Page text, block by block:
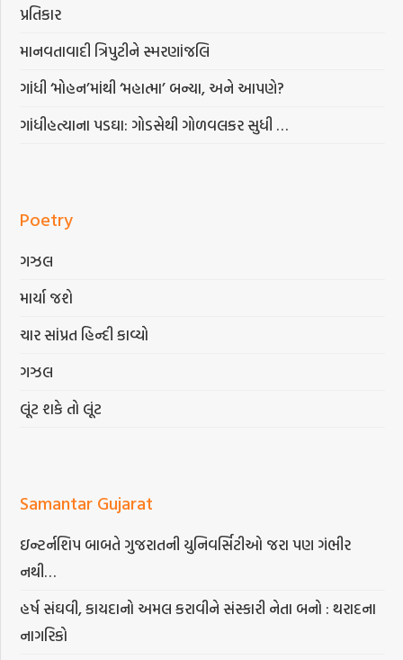
પ્રતિકાર
માનવતાવાદી ત્રિપુટીને સ્મરણાંજલિ
ગાંધી ‘મોહન’માંથી ‘મહાત્મા’ બન્યા, અને આપણે?
ગાંધીહત્યાના પડઘા: ગોડસેથી ગોળવલકર સુધી …
Poetry
ગઝલ
માર્યા જશે
ચાર સાંપ્રત હિન્દી કાવ્યો
ગઝલ
લૂંટ શકે તો લૂંટ
Samantar Gujarat
ઇન્ટર્નશિપ બાબતે ગુજરાતની યુનિવર્સિટીઓ જરા પણ ગંભીર
નથી…
હર્ષ સંઘવી, કાયદાનો અમલ કરાવીને સંસ્કારી નેતા બનો : થરાદના
નાગરિકો